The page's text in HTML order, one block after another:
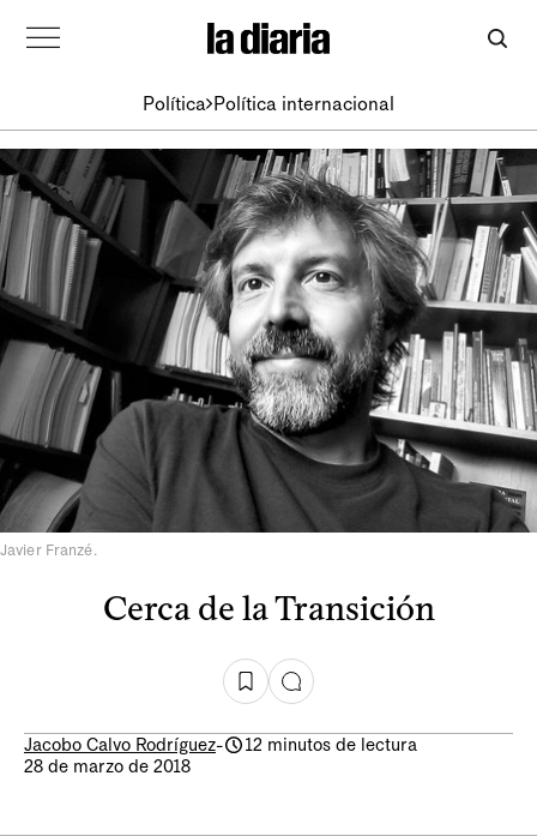
Política Política internacional
Javier Franzé.
Cerca de la Transición
Jacobo Calvo Rodríguez-
12 minutos de lectura
28 de marzo de 2018